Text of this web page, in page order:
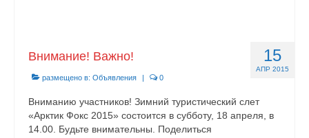
15
АПР 2015
Внимание! Важно!
размещено в: Объявления | 0
Вниманию участников! Зимний туристический слет
«Арктик Фокс 2015» состоится в субботу, 18 апреля, в
14.00. Будьте внимательны. Поделиться